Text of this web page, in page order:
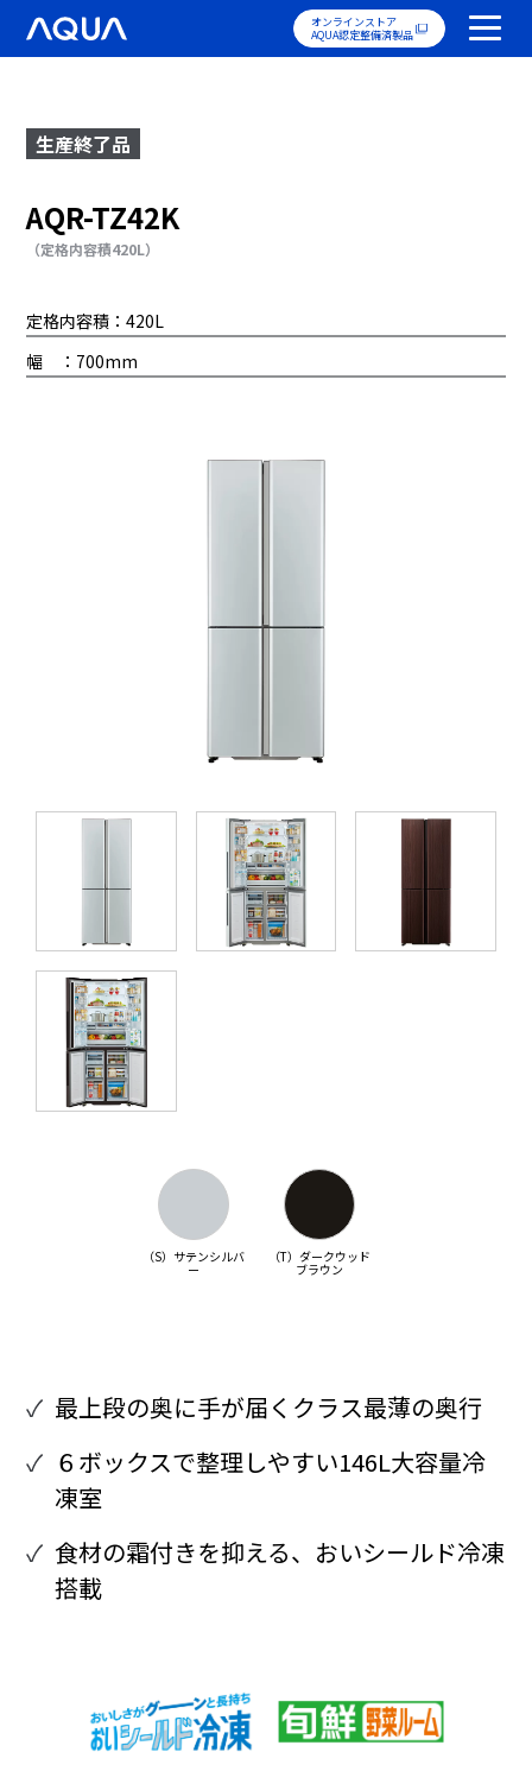
オンラインストア
AQUA認定整備済製品
生産終了品
AQR-TZ42K
（定格内容積420L）
定格内容積：420L
幅 ：700mm
（S）サテンシルバ
ー
（T）ダークウッド
ブラウン
最上段の奥に手が届くクラス最薄の奥行
６ボックスで整理しやすい146L大容量冷
凍室
食材の霜付きを抑える、おいシールド冷凍
搭載